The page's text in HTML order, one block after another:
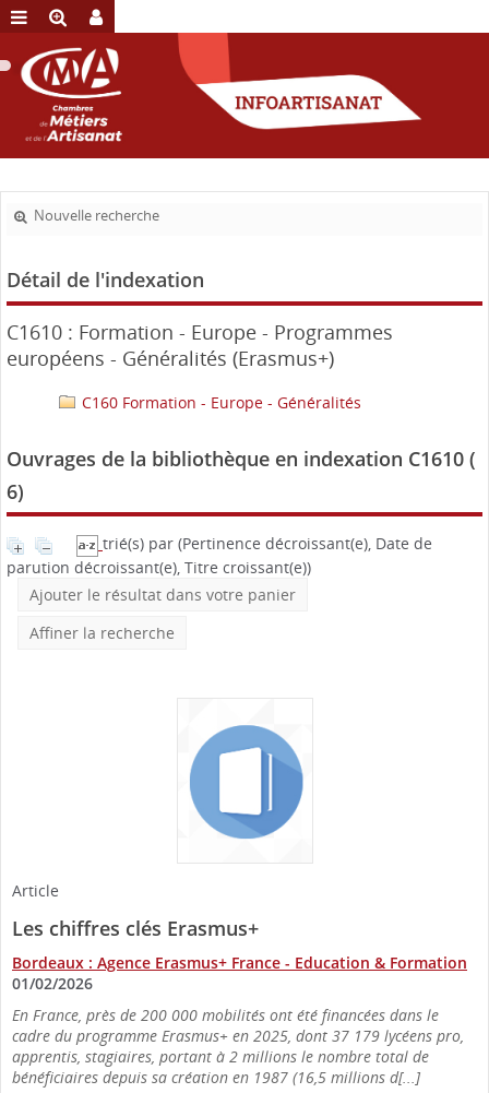
Nouvelle recherche
Détail de l'indexation
C1610 : Formation - Europe - Programmes
européens - Généralités (Erasmus+)
C160 Formation - Europe - Généralités
Ouvrages de la bibliothèque en indexation C1610 (
6)
trié(s) par (Pertinence décroissant(e), Date de
parution décroissant(e), Titre croissant(e))
Ajouter le résultat dans votre panier
Affiner la recherche
Article
Les chiffres clés Erasmus+
Bordeaux : Agence Erasmus+ France - Education & Formation
01/02/2026
En France, près de 200 000 mobilités ont été financées dans le
cadre du programme Erasmus+ en 2025, dont 37 179 lycéens pro,
apprentis, stagiaires, portant à 2 millions le nombre total de
bénéficiaires depuis sa création en 1987 (16,5 millions d[...]